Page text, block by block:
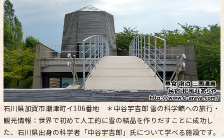
石川県加賀市潮津町イ106番地 ＊中谷宇吉郎 雪の科学館への旅行・
観光情報：世界で初めて人工的に雪の結晶を作りだすことに成功し
た、石川県出身の科学者「中谷宇吉郎」氏について学べる施設です。